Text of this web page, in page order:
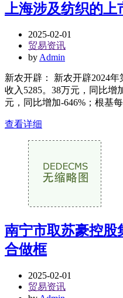
上海涉及纺织的上
2025-02-01
贸易资讯
byAdmin
新农开辟： 新农开辟2024
收入5285。38万元，同比增
元，同比增加-646%；根基
查看详细
南宁市取苏豪控股
合做框
2025-02-01
贸易资讯